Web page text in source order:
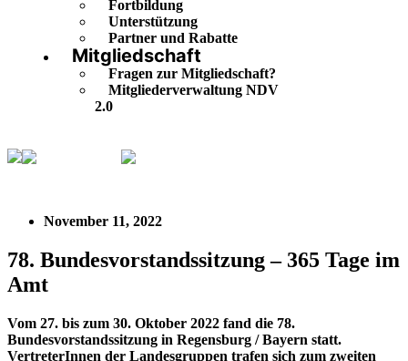
Fortbildung
Unterstützung
Partner und Rabatte
Mitgliedschaft
Fragen zur Mitgliedschaft?
Mitgliederverwaltung NDV
2.0
November 11, 2022
78. Bundesvorstandssitzung – 365 Tage im
Amt
Vom 27. bis zum 30. Oktober 2022 fand die 78.
Bundesvorstandssitzung in Regensburg / Bayern statt.
VertreterInnen der Landesgruppen trafen sich zum zweiten